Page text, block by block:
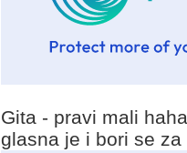
Gita - pravi mali
glasna je i bori se za